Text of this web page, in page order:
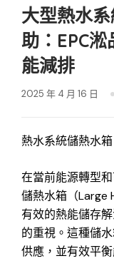
大型熱水
助：EPC
能減排
2025 年 4 月 16 日
熱水系統儲熱水
在當前能源轉型
儲熱水箱（Large
有效的熱能儲存
的重視。這種儲
供應，並有效平